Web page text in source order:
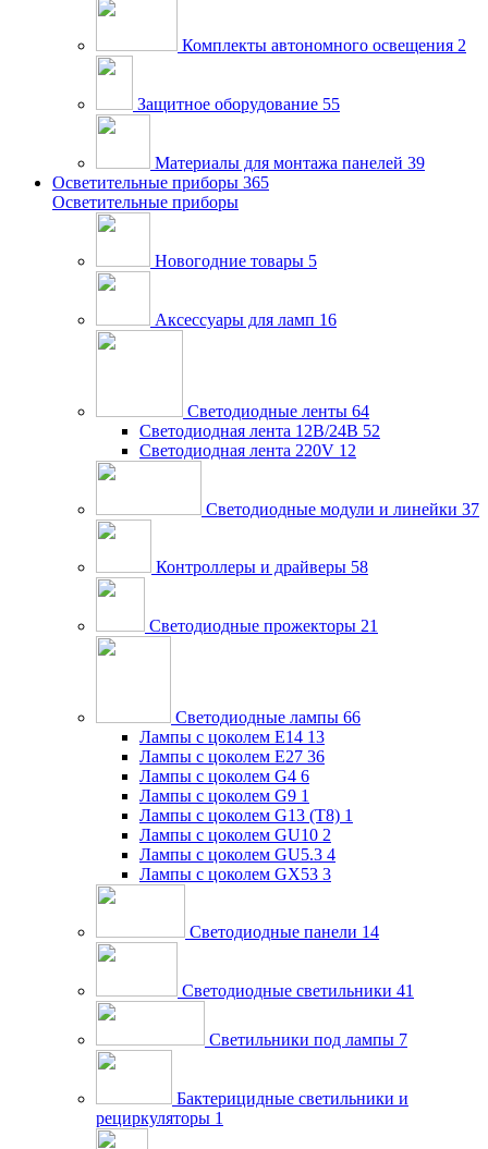
Комплекты автономного освещения 2
Защитное оборудование 55
Материалы для монтажа панелей 39
Осветительные приборы 365
Осветительные приборы
Новогодние товары 5
Аксессуары для ламп 16
Светодиодные ленты 64
Светодиодная лента 12В/24В 52
Светодиодная лента 220V 12
Светодиодные модули и линейки 37
Контроллеры и драйверы 58
Светодиодные прожекторы 21
Светодиодные лампы 66
Лампы с цоколем E14 13
Лампы с цоколем E27 36
Лампы с цоколем G4 6
Лампы с цоколем G9 1
Лампы с цоколем G13 (Т8) 1
Лампы с цоколем GU10 2
Лампы с цоколем GU5.3 4
Лампы с цоколем GX53 3
Светодиодные панели 14
Светодиодные светильники 41
Светильники под лампы 7
Бактерицидные светильники и
рециркуляторы 1